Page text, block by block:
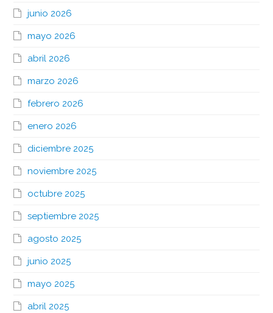
junio 2026
mayo 2026
abril 2026
marzo 2026
febrero 2026
enero 2026
diciembre 2025
noviembre 2025
octubre 2025
septiembre 2025
agosto 2025
junio 2025
mayo 2025
abril 2025